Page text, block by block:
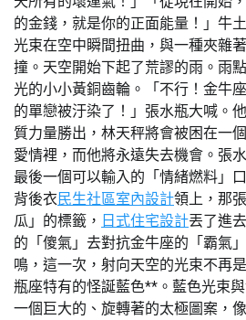
的金錢，就是你的正面能量！」牛
光束在空中瞬間扭曲，與一種夾雜
撞。天空開始下起了荒謬的雨。雨
光的小小黃銅齒輪。「不行！金牛
的單戀被汙染了！」張水瓶大喊。
質力量勝出，林天秤將會被困在一
愛情裡，而他將永遠失去機會。張
最後一個可以輸入的「情緒燃料」
背後衣 民生社區室內設計領上，那
瓜」的標籤， 日式住宅設計丟了進
的「傻氣」去對抗金牛座的「霸氣
鳴，這一次，射向天空的光束不再
瓶座特有的怪誕藍色**。藍色光束
一個巨大的、旋轉著的太極圖案，